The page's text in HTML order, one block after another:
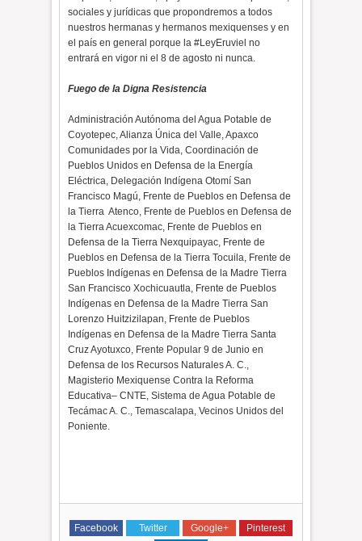
sociales y jurídicas que propondremos a todos
nuestros hermanas y hermanos mexiquenses y en
el país en general porque la #LeyEruviel no
entrará en vigor ni el 8 de agosto ni nunca.
Fuego de la Digna Resistencia
Administración Autónoma del Agua Potable de
Coyotepec, Alianza Única del Valle, Apaxco
Comunidades por la Vida, Coordinación de
Pueblos Unidos en Defensa de la Energía
Eléctrica, Delegación Indígena Otomí San
Francisco Magú, Frente de Pueblos en Defensa de
la Tierra Atenco, Frente de Pueblos en Defensa de
la Tierra Acuexcomac, Frente de Pueblos en
Defensa de la Tierra Nexquipayac, Frente de
Pueblos en Defensa de la Tierra Tocuila, Frente de
Pueblos Indígenas en Defensa de la Madre Tierra
San Francisco Xochicuautla, Frente de Pueblos
Indígenas en Defensa de la Madre Tierra San
Lorenzo Huitzizilapan, Frente de Pueblos
Indígenas en Defensa de la Madre Tierra Santa
Cruz Ayotuxco, Frente Popular 9 de Junio en
Defensa de los Recursos Naturales A. C.,
Magisterio Mexiquense Contra la Reforma
Educativa– CNTE, Sistema de Agua Potable de
Tecámac A. C., Temascalapa, Vecinos Unidos del
Poniente.
Facebook Twitter Google+
Pinterest